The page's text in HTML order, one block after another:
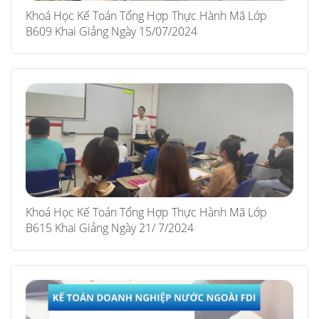
Khoá Học Kế Toán Tổng Hợp Thực Hành Mã Lớp
B609 Khai Giảng Ngày 15/07/2024
Khoá Học Kế Toán Tổng Hợp Thực Hành Mã Lớp
B615 Khai Giảng Ngày 21/ 7/2024